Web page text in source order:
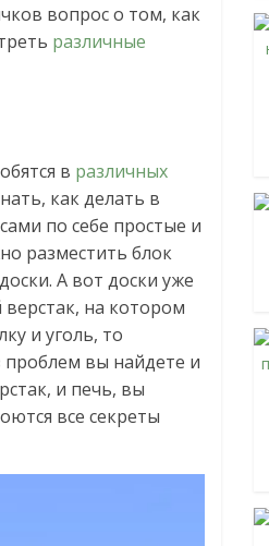
вопрос о том, как
различные
в различных
как делать в
по себе простые и
разместить блок
А вот доски уже
на котором
и уголь, то
проблем вы найдете и
и печь, вы
все секреты